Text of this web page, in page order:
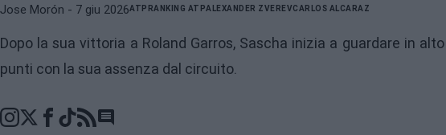
Jose Morón - 7 giu 2026ATP RANKING ATPALEXANDER ZVEREVCARLOS ALCARAZ
Dopo la sua vittoria a Roland Garros, Sascha inizia a guardare in
punti con la sua assenza dal circuito.
Go to comments section